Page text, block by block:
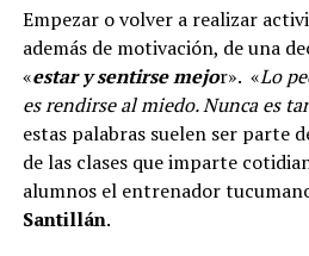
Empezar o volver a realizar
además de motivación, de una
«estar y sentirse mejor». «Lo
es rendirse al miedo. Nunca es
estas palabras suelen ser parte
de las clases que imparte
alumnos el entrenador
Santillán.